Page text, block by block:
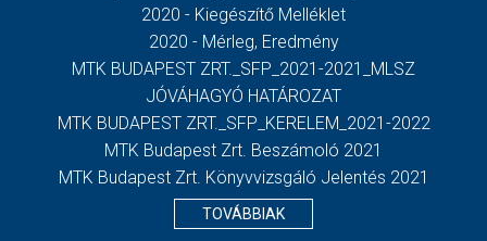
2020 - Kiegészítő Melléklet
2020 - Mérleg, Eredmény
MTK BUDAPEST ZRT._SFP_2021-2021_MLSZ
JÓVÁHAGYÓ HATÁROZAT
MTK BUDAPEST ZRT._SFP_KERELEM_2021-2022
MTK Budapest Zrt. Beszámoló 2021
MTK Budapest Zrt. Könyvvizsgáló Jelentés 2021
TOVÁBBIAK